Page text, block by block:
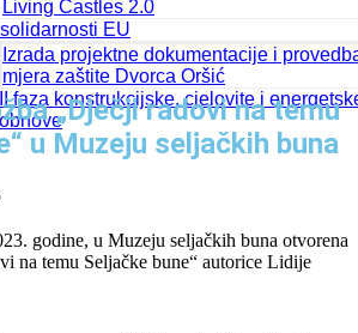
Living Castles 2.0
EU
Izrada projektne dokumentacije i
mjera zaštite Dvorca Oršić
II faza konstrukcijske, cjelovite i
obnove„Dječji radovi na temu
u Muzeju seljačkih buna
godine, u Muzeju seljačkih buna otvorena
na temu Seljačke bune“ autorice Lidije